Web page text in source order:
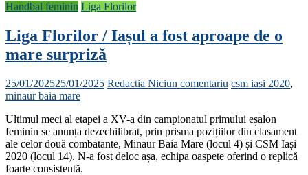
Handbal feminin Liga Florilor
Liga Florilor / Iașul a fost aproape de o
mare surpriză
25/01/202525/01/2025 Redactia Niciun comentariu csm iasi 2020,
minaur baia mare
Ultimul meci al etapei a XV-a din campionatul primului eșalon
feminin se anunța dezechilibrat, prin prisma pozițiilor din clasament
ale celor două combatante, Minaur Baia Mare (locul 4) și CSM Iași
2020 (locul 14). N-a fost deloc așa, echipa oaspete oferind o replică
foarte consistentă.